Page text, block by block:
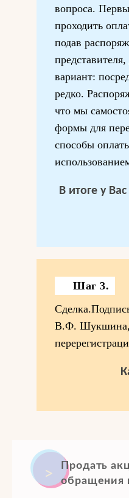
вопроса.
проходить
подав
вариант:
редко.
что мы
формы для
способы
В итоге у
Шаг 3.
В.Ф. Шукшина,
Продать
обращения